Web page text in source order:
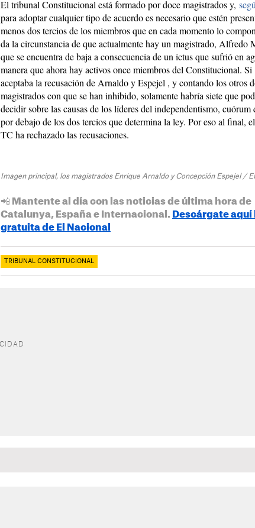
El tribunal Constitucional está formado por doce magistrados y,
para adoptar cualquier tipo de acuerdo es necesario que estén
menos dos tercios de los miembros que en cada momento lo
da la circunstancia de que actualmente hay un magistrado, Alfredo
que se encuentra de baja a consecuencia de un ictus que sufrió en
manera que ahora hay activos once miembros del Constitucional. Si
aceptaba la recusación de Arnaldo y Espejel , y contando los otros
magistrados con que se han inhibido, solamente habría siete que
decidir sobre las causas de los líderes del independentismo, cuórum
por debajo de los dos tercios que determina la ley. Por eso al final,
TC ha rechazado las recusaciones.
Imagen principal, los magistrados Enrique Arnaldo y Concepción Espejel /
📲 Mantente al día con las noticias de última hora de
Catalunya, España e Internacional. Descárgate aquí
gratuita de El Nacional
TRIBUNAL CONSTITUCIONAL